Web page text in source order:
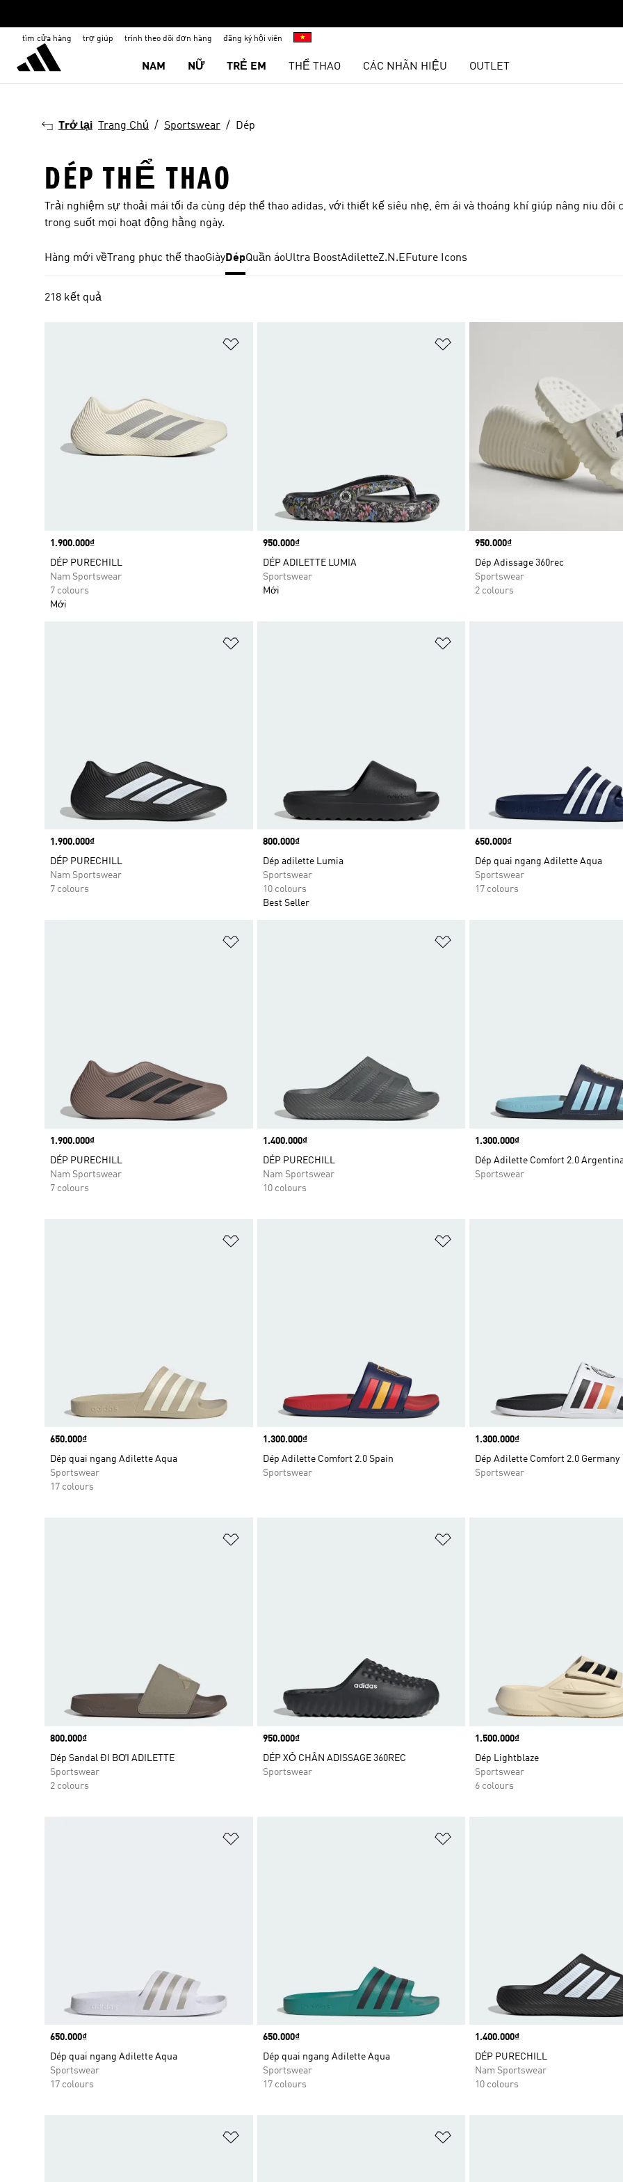
tìm cửa hàng trợ giúp trình theo dõi đơn hàng đăng ký hội viên
NAM NỮ TRẺ EM THỂ THAO CÁC NHÃN HIỆU OUTLET
Trở lại Trang Chủ Sportswear Dép
DÉP THỂ THAO
Trải nghiệm sự thoải mái tối đa cùng dép thể thao adidas, với thiết kế siêu nhẹ, êm ái và thoáng khí giúp nâng niu đôi
trong suốt mọi hoạt động hằng ngày.
Hàng mới về Trang phục thể thaoGiàyDépQuần áoUltra BoostAdiletteZ.N.EFuture Icons
218 kết quả
Price
1.900.000₫
DÉP PURECHILL
Nam Sportswear
7 colours
Mới
Price
950.000₫
DÉP ADILETTE LUMIA
Sportswear
Mới
Price
950.000₫
Dép Adissage 360rec
Sportswear
2 colours
Price
1.900.000₫
DÉP PURECHILL
Nam Sportswear
7 colours
Price
800.000₫
Dép adilette Lumia
Sportswear
10 colours
Best Seller
Price
650.000₫
Dép quai ngang Adilette Aqua
Sportswear
17 colours
Price
1.900.000₫
DÉP PURECHILL
Nam Sportswear
7 colours
Price
1.400.000₫
DÉP PURECHILL
Nam Sportswear
10 colours
Price
1.300.000₫
Dép Adilette Comfort 2.0
Sportswear
Price
650.000₫
Dép quai ngang Adilette Aqua
Sportswear
17 colours
Price
1.300.000₫
Dép Adilette Comfort 2.0 Spain
Sportswear
Price
1.300.000₫
Dép Adilette Comfort 2.0 Germany
Sportswear
Price
800.000₫
Dép Sandal ĐI BƠI ADILETTE
Sportswear
2 colours
Price
950.000₫
DÉP XỎ CHÂN ADISSAGE 360REC
Sportswear
Price
1.500.000₫
Dép Lightblaze
Sportswear
6 colours
Price
650.000₫
Dép quai ngang Adilette Aqua
Sportswear
17 colours
Price
650.000₫
Dép quai ngang Adilette Aqua
Sportswear
17 colours
Price
1.400.000₫
DÉP PURECHILL
Nam Sportswear
10 colours